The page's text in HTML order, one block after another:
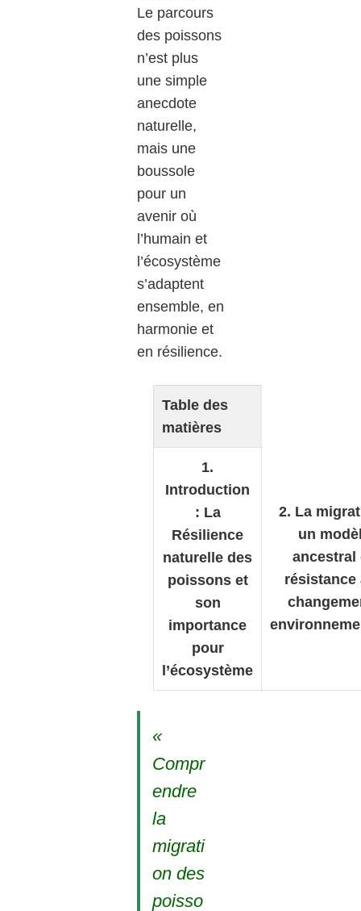
Le parcours
des poissons
n’est plus
une simple
anecdote
naturelle,
mais une
boussole
pour un
avenir où
l’humain et
l’écosystème
s’adaptent
ensemble, en
harmonie et
en résilience.
Table des
matières
1.
Introduction
: La
Résilience
naturelle des
poissons et
son
importance
pour
l’écosystème
2. La
un
ancestral
résistance
«
Compr
endre
la
migrati
on des
poisso